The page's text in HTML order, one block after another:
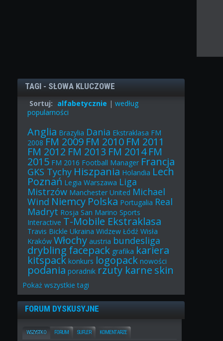
TAGI - SŁOWA KLUCZOWE
Sortuj: alfabetycznie | według
popularności
Anglia Brazylia Dania Ekstraklasa FM
2008 FM 2009 FM 2010 FM 2011
FM 2012 FM 2013 FM 2014 FM
2015 FM 2016 Football Manager Francja
GKS Tychy Hiszpania Holandia Lech
Poznań Legia Warszawa Liga
Mistrzów Manchester United Michael
Wind Niemcy Polska Portugalia Real
Madryt Rosja San Marino Sports
Interactive T-Mobile Ekstraklasa
Travis Bickle Ukraina Widzew Łódź Wisła
Kraków Włochy austria bundesliga
drybling facepack grafika kariera
kitspack konkurs logopack nowości
podania poradnik rzuty karne skin
Pokaż wszystkie tagi
FORUM DYSKUSYJNE
WSZYSTKO FORUM SUFLER KOMENTARZE